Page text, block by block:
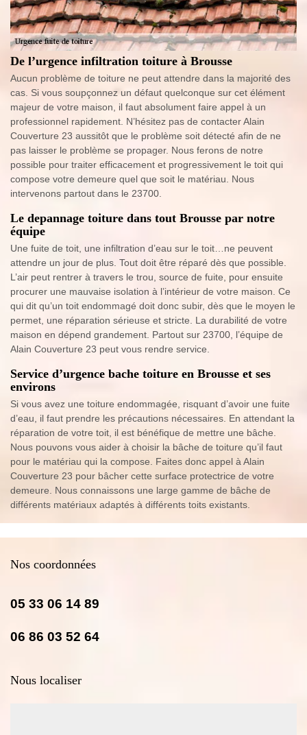
De l’urgence infiltration toiture à Brousse
Aucun problème de toiture ne peut attendre dans la majorité des
cas. Si vous soupçonnez un défaut quelconque sur cet élément
majeur de votre maison, il faut absolument faire appel à un
professionnel rapidement. N’hésitez pas de contacter Alain
Couverture 23 aussitôt que le problème soit détecté afin de ne
pas laisser le problème se propager. Nous ferons de notre
possible pour traiter efficacement et progressivement le toit qui
compose votre demeure quel que soit le matériau. Nous
intervenons partout dans le 23700.
Le depannage toiture dans tout Brousse par notre
équipe
Une fuite de toit, une infiltration d’eau sur le toit…ne peuvent
attendre un jour de plus. Tout doit être réparé dès que possible.
L’air peut rentrer à travers le trou, source de fuite, pour ensuite
procurer une mauvaise isolation à l’intérieur de votre maison. Ce
qui dit qu’un toit endommagé doit donc subir, dès que le moyen le
permet, une réparation sérieuse et stricte. La durabilité de votre
maison en dépend grandement. Partout sur 23700, l’équipe de
Alain Couverture 23 peut vous rendre service.
Service d’urgence bache toiture en Brousse et ses
environs
Si vous avez une toiture endommagée, risquant d’avoir une fuite
d’eau, il faut prendre les précautions nécessaires. En attendant la
réparation de votre toit, il est bénéfique de mettre une bâche.
Nous pouvons vous aider à choisir la bâche de toiture qu’il faut
pour le matériau qui la compose. Faites donc appel à Alain
Couverture 23 pour bâcher cette surface protectrice de votre
demeure. Nous connaissons une large gamme de bâche de
différents matériaux adaptés à différents toits existants.
Nos coordonnées
05 33 06 14 89
06 86 03 52 64
Nous localiser